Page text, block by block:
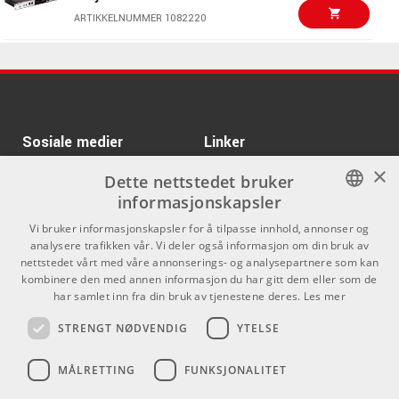
Enhetstilkobling: Mini-DIN
IK Multimedia iLoud
Micro Monitor Pro
Kr 3503/stk
ARTIKKELNUMMER 1064379
ARTIKKELNUMMER 1082220
Keyscape
Teenage Engineering
OP-XY
ARTIKKELNUMMER 1090563
Teenage Engineering
OP-1 field
ARTIKKELNUMMER 1077314
Audio-Technica ATH-
R50X
ARTIKKELNUMMER 1092362
Kr 2050/stk
Kenton MIDI Thru 12
Sosiale medier Linker
Om Oss
Kontakt oss
Kjøpsvilkår
Butikken
Varemerker
NORWEGIAN
×
Dette nettstedet bruker
informasjonskapsler
Vi bruker informasjonskapsler for å tilpasse innhold, annonser og
analysere trafikken vår. Vi deler også informasjon om din bruk av
nettstedet vårt med våre annonserings- og analysepartnere som kan
kombinere den med annen informasjon du har gitt dem eller som de
har samlet inn fra din bruk av tjenestene deres. Les mer
STRENGT NØDVENDIG YTELSE
MÅLRETTING FUNKSJONALITET